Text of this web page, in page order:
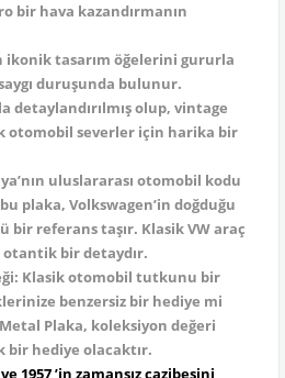
bir hava kazandırmanın
ikonik tasarım öğelerini gururla
duruşunda bulunur.
detaylandırılmış olup, vintage
otomobil severler için harika bir
uluslararası otomobil kodu
plaka, Volkswagen’in doğduğu
bir referans taşır. Klasik VW araç
bir detaydır.
Klasik otomobil tutkunu bir
benzersiz bir hediye mi
Plaka, koleksiyon değeri
bir hediye olacaktır.
1957 ’in zamansız cazibesini